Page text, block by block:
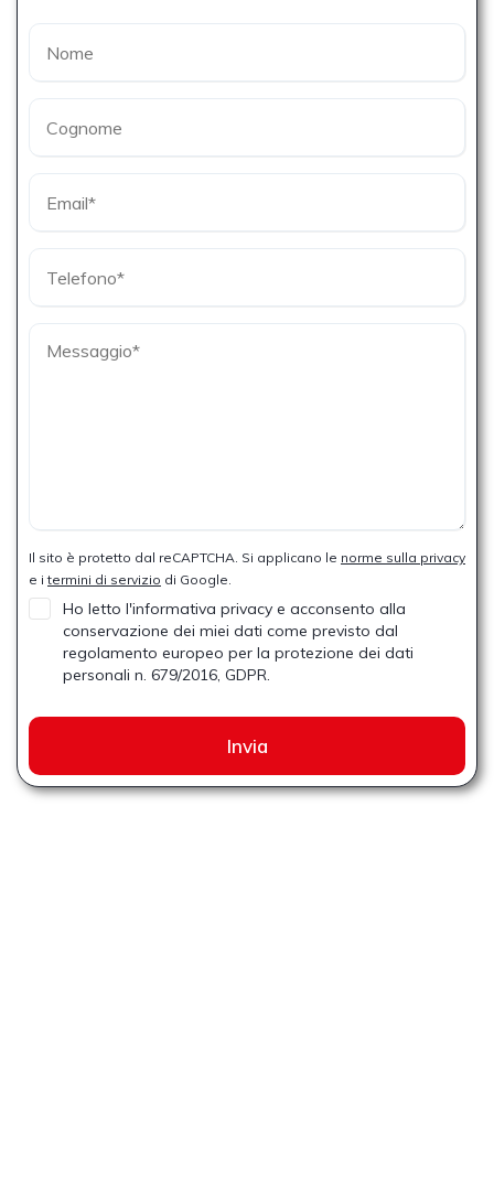
Il sito è protetto dal reCAPTCHA. Si applicano le norme sulla privacy
e itermini di servizio di Google.
Ho letto l'informativa privacy e acconsento alla
conservazione dei miei dati come previsto dal
regolamento europeo per la protezione dei dati
personali n. 679/2016, GDPR.
Invia